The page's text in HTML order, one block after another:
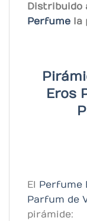
Distribuido
Perfume la
Eros
El
Perfume
Parfum de
pirámide: